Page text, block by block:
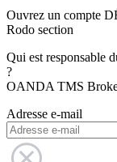
Ouvrez un compte
Rodo section
Qui est responsable
?
OANDA TMS
Adresse e-mail